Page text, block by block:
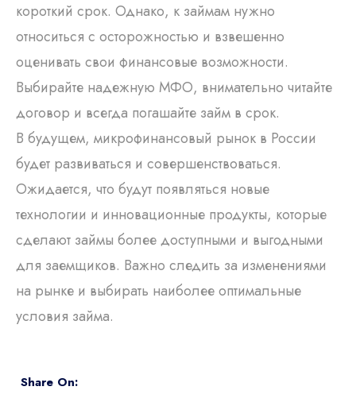
короткий срок. Однако, к займам нужно
относиться с осторожностью и взвешенно
оценивать свои финансовые возможности.
Выбирайте надежную МФО, внимательно читайте
договор и всегда погашайте займ в срок.
В будущем, микрофинансовый рынок в России
будет развиваться и совершенствоваться.
Ожидается, что будут появляться новые
технологии и инновационные продукты, которые
сделают займы более доступными и выгодными
для заемщиков. Важно следить за изменениями
на рынке и выбирать наиболее оптимальные
условия займа.
Share On: